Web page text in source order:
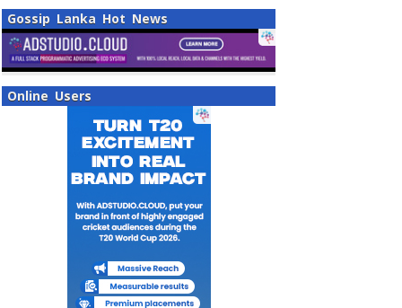
Gossip Lanka Hot News
Online Users